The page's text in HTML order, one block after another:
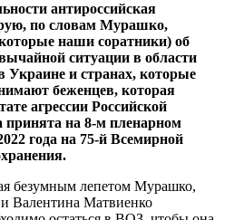
антироссийская
по словам Мурашко,
наши соратники) об
ситуации в области
Украине и странах, которые
беженцев, которая
агрессии Российской
на 8-м пленарном
года на 75-й Всемирной
безумным лепетом Мурашко,
Валентина Матвиенко